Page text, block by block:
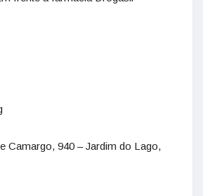
Camargo, 940 – Jardim do Lago,